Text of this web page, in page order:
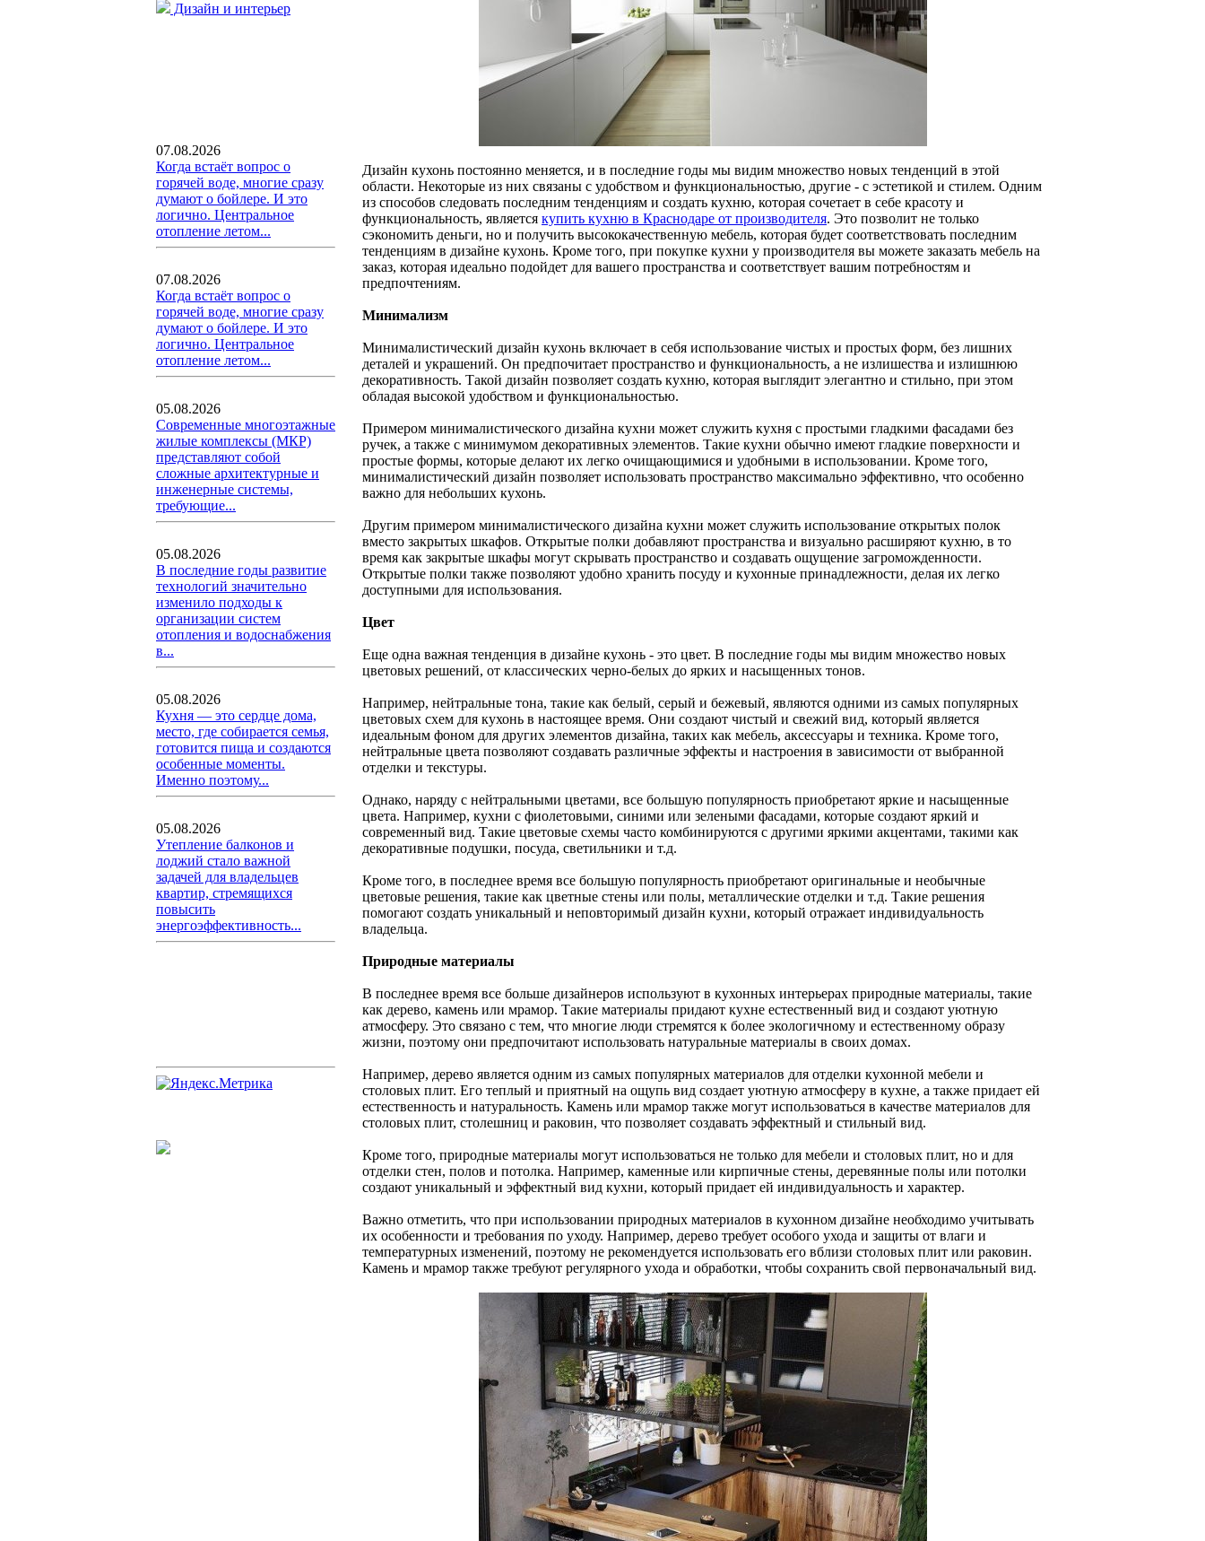
Дизайн и интерьер
07.08.2026
Когда встаёт вопрос о
горячей воде, многие сразу
думают о бойлере. И это
логично. Центральное
отопление летом...
07.08.2026
Когда встаёт вопрос о
горячей воде, многие сразу
думают о бойлере. И это
логично. Центральное
отопление летом...
05.08.2026
Современные многоэтажные
жилые комплексы (МКР)
представляют собой
сложные архитектурные и
инженерные системы,
требующие...
05.08.2026
В последние годы развитие
технологий значительно
изменило подходы к
организации систем
отопления и водоснабжения
в...
05.08.2026
Кухня — это сердце дома,
место, где собирается семья,
готовится пища и создаются
особенные моменты.
Именно поэтому...
05.08.2026
Утепление балконов и
лоджий стало важной
задачей для владельцев
квартир, стремящихся
повысить
энергоэффективность...
Дизайн кухонь постоянно меняется, и в последние годы мы видим множество новых тенденций в этой
области. Некоторые из них связаны с удобством и функциональностью, другие - с эстетикой и стилем. Одним
из способов следовать последним тенденциям и создать кухню, которая сочетает в себе красоту и
функциональность, является купить кухню в Краснодаре от производителя. Это позволит не только
сэкономить деньги, но и получить высококачественную мебель, которая будет соответствовать последним
тенденциям в дизайне кухонь. Кроме того, при покупке кухни у производителя вы можете заказать мебель на
заказ, которая идеально подойдет для вашего пространства и соответствует вашим потребностям и
предпочтениям.
Минимализм
Минималистический дизайн кухонь включает в себя использование чистых и простых форм, без лишних
деталей и украшений. Он предпочитает пространство и функциональность, а не излишества и излишнюю
декоративность. Такой дизайн позволяет создать кухню, которая выглядит элегантно и стильно, при этом
обладая высокой удобством и функциональностью.
Примером минималистического дизайна кухни может служить кухня с простыми гладкими фасадами без
ручек, а также с минимумом декоративных элементов. Такие кухни обычно имеют гладкие поверхности и
простые формы, которые делают их легко очищающимися и удобными в использовании. Кроме того,
минималистический дизайн позволяет использовать пространство максимально эффективно, что особенно
важно для небольших кухонь.
Другим примером минималистического дизайна кухни может служить использование открытых полок
вместо закрытых шкафов. Открытые полки добавляют пространства и визуально расширяют кухню, в то
время как закрытые шкафы могут скрывать пространство и создавать ощущение загроможденности.
Открытые полки также позволяют удобно хранить посуду и кухонные принадлежности, делая их легко
доступными для использования.
Цвет
Еще одна важная тенденция в дизайне кухонь - это цвет. В последние годы мы видим множество новых
цветовых решений, от классических черно-белых до ярких и насыщенных тонов.
Например, нейтральные тона, такие как белый, серый и бежевый, являются одними из самых популярных
цветовых схем для кухонь в настоящее время. Они создают чистый и свежий вид, который является
идеальным фоном для других элементов дизайна, таких как мебель, аксессуары и техника. Кроме того,
нейтральные цвета позволяют создавать различные эффекты и настроения в зависимости от выбранной
отделки и текстуры.
Однако, наряду с нейтральными цветами, все большую популярность приобретают яркие и насыщенные
цвета. Например, кухни с фиолетовыми, синими или зелеными фасадами, которые создают яркий и
современный вид. Такие цветовые схемы часто комбинируются с другими яркими акцентами, такими как
декоративные подушки, посуда, светильники и т.д.
Кроме того, в последнее время все большую популярность приобретают оригинальные и необычные
цветовые решения, такие как цветные стены или полы, металлические отделки и т.д. Такие решения
помогают создать уникальный и неповторимый дизайн кухни, который отражает индивидуальность
владельца.
Природные материалы
В последнее время все больше дизайнеров используют в кухонных интерьерах природные материалы, такие
как дерево, камень или мрамор. Такие материалы придают кухне естественный вид и создают уютную
атмосферу. Это связано с тем, что многие люди стремятся к более экологичному и естественному образу
жизни, поэтому они предпочитают использовать натуральные материалы в своих домах.
Например, дерево является одним из самых популярных материалов для отделки кухонной мебели и
столовых плит. Его теплый и приятный на ощупь вид создает уютную атмосферу в кухне, а также придает ей
естественность и натуральность. Камень или мрамор также могут использоваться в качестве материалов для
столовых плит, столешниц и раковин, что позволяет создавать эффектный и стильный вид.
Кроме того, природные материалы могут использоваться не только для мебели и столовых плит, но и для
отделки стен, полов и потолка. Например, каменные или кирпичные стены, деревянные полы или потолки
создают уникальный и эффектный вид кухни, который придает ей индивидуальность и характер.
Важно отметить, что при использовании природных материалов в кухонном дизайне необходимо учитывать
их особенности и требования по уходу. Например, дерево требует особого ухода и защиты от влаги и
температурных изменений, поэтому не рекомендуется использовать его вблизи столовых плит или раковин.
Камень и мрамор также требуют регулярного ухода и обработки, чтобы сохранить свой первоначальный вид.